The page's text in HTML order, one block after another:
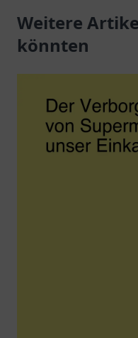
Jerichower Str. 24.
Weitere
könnten